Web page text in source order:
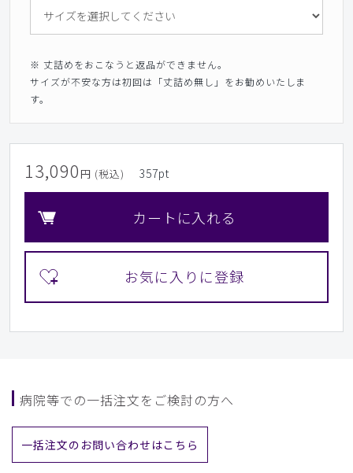
※ 丈詰めをおこなうと返品ができません。
サイズが不安な方は初回は「丈詰め無し」をお勧めいたしま
す。
13,090 円 (税込) 357pt
カートに入れる
病院等での一括注文をご検討の方へ
一括注文のお問い合わせはこちら